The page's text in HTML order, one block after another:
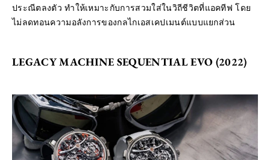
ประณีตลงตัว ทำให้เหมาะกับการสวมใส่ในวิถีชีวิตที่แอคทีฟ โดย
ไม่ลดทอนความอลังการของกลไกเอสเคปเมนต์แบบแยกส่วน
LEGACY MACHINE SEQUENTIAL EVO (2022)